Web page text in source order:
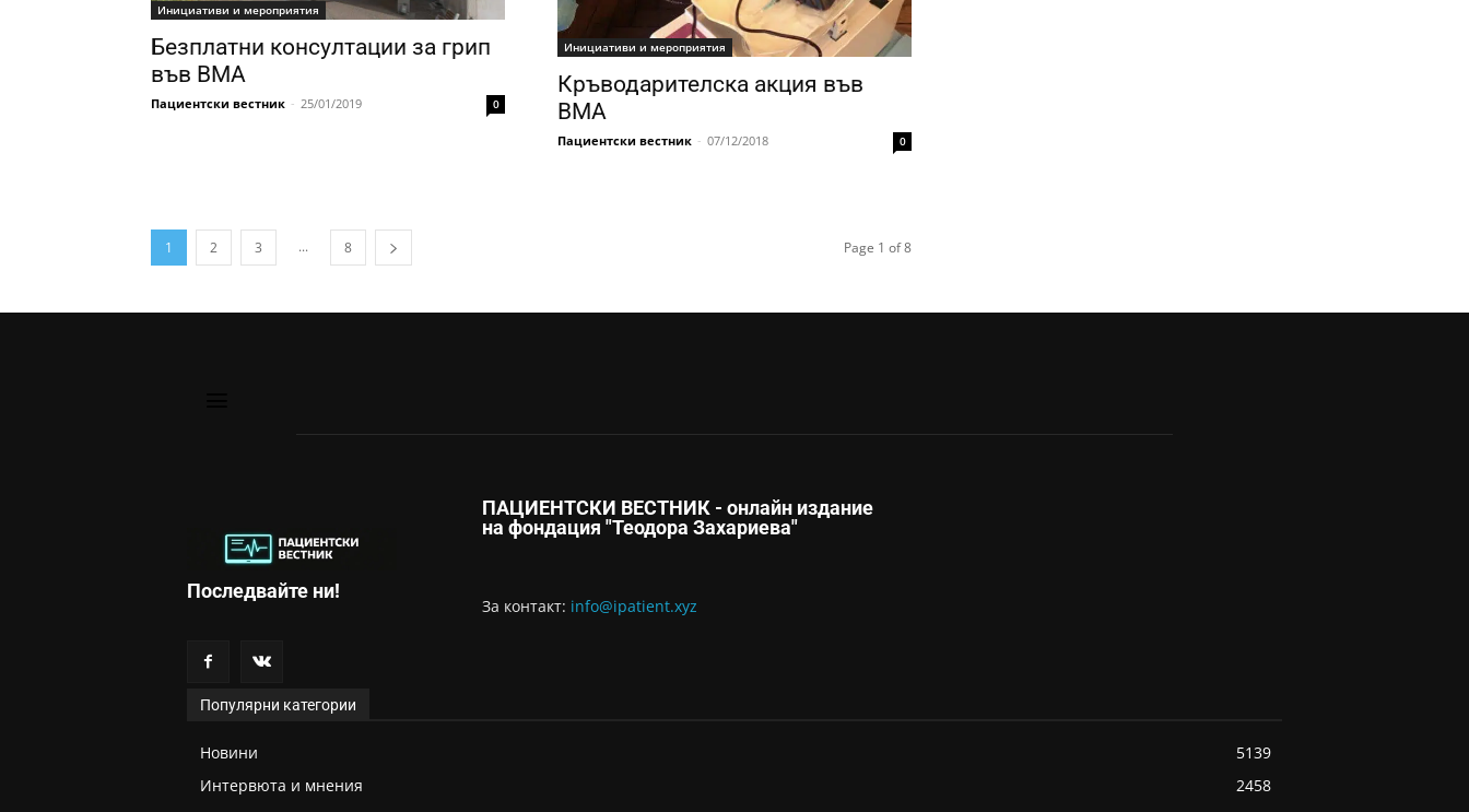
Инициативи и мероприятия
Безплатни консултации за грип
във ВМА
Пациентски вестник - 25/01/2019 0
Инициативи и мероприятия
Кръводарителска акция във
ВМА
Пациентски вестник - 07/12/2018 0
1 2 3 ... 8 Page 1 of 8
Последвайте ни!
ПАЦИЕНТСКИ ВЕСТНИК - онлайн издание
на фондация "Теодора Захариева"
За контaкт: info@ipatient.xyz
Популярни категории
Новини
5139
Интервюта и мнения
2458